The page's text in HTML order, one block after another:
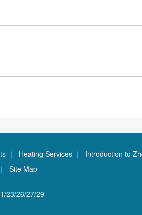
｜ Heating Services ｜ Introduction to
｜Site Map
23/26/27/29